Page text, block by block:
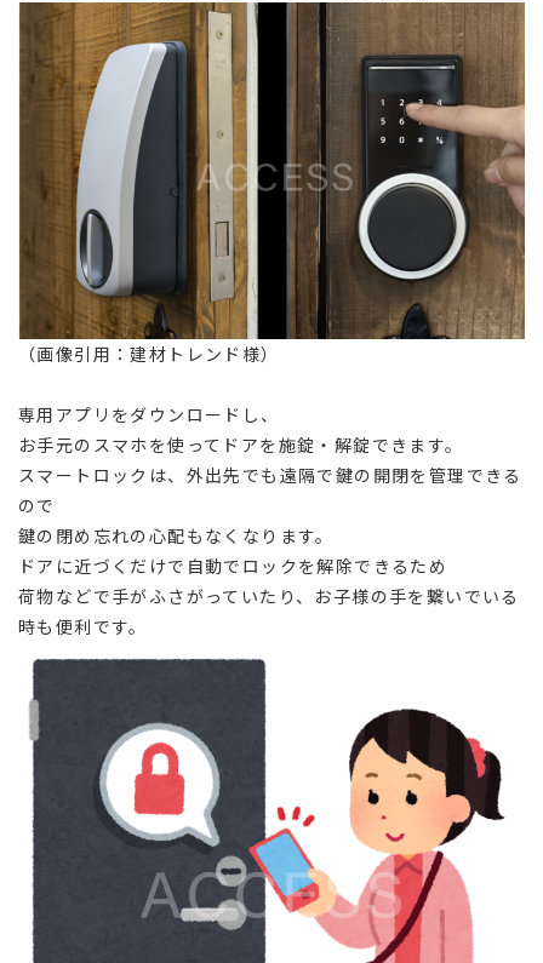
（画像引用：建材トレンド様）
専用アプリをダウンロードし、
お手元のスマホを使ってドアを施錠・解錠できます。
スマートロックは、外出先でも遠隔で鍵の開閉を管理できる
ので
鍵の閉め忘れの心配もなくなります。
ドアに近づくだけで自動でロックを解除できるため
荷物などで手がふさがっていたり、お子様の手を繋いでいる
時も便利です。